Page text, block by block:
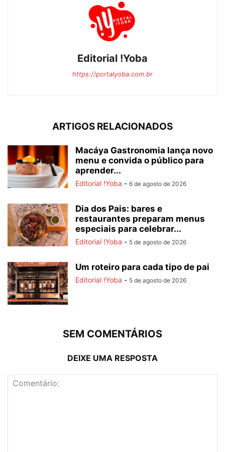
Editorial !Yoba
https://portalyoba.com.br
ARTIGOS RELACIONADOS
Macáya Gastronomia lança novo
menu e convida o público para
aprender...
Editorial !Yoba - 6 de agosto de 2026
Dia dos Pais: bares e
restaurantes preparam menus
especiais para celebrar...
Editorial !Yoba - 5 de agosto de 2026
Um roteiro para cada tipo de pai
Editorial !Yoba - 5 de agosto de 2026
SEM COMENTÁRIOS
DEIXE UMA RESPOSTA